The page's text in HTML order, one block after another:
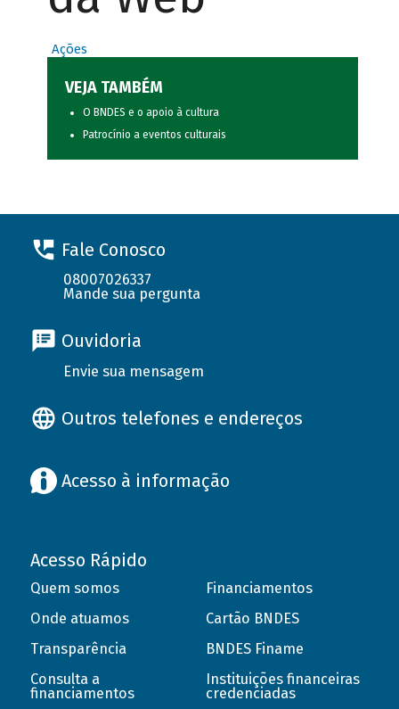
Ações
VEJA TAMBÉM
O BNDES e o apoio à cultura
Patrocínio a eventos culturais
Fale Conosco
08007026337
Mande sua pergunta
Ouvidoria
Envie sua mensagem
Outros telefones e endereços
Acesso à informação
Acesso Rápido
Quem somos
Onde atuamos
Transparência
Consulta a
financiamentos
Financiamentos
Cartão BNDES
BNDES Finame
Instituições financeiras
credenciadas